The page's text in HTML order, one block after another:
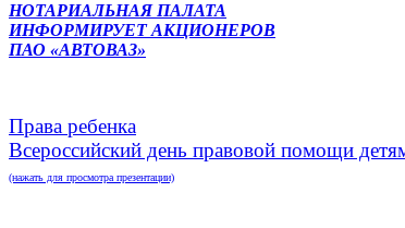
НОТАРИАЛЬНАЯ ПАЛАТА
ИНФОРМИРУЕТ АКЦИОНЕРОВ
ПАО «АВТОВАЗ»
Права ребенка
Всероссийский день правовой помощи
(нажать для просмотра презентации)